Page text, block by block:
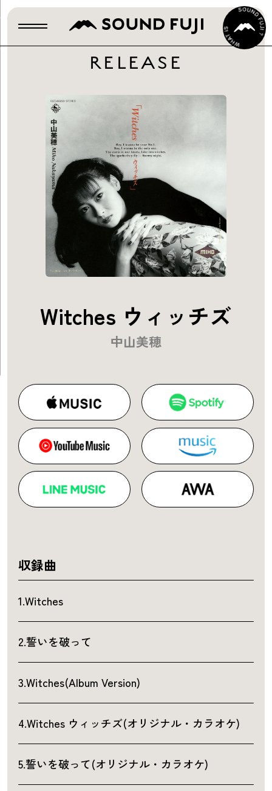
RELEASE
Witches ウィッチズ
中山美穂
収録曲
1.Witches
2.誓いを破って
3.Witches(Album Version)
4.Witches ウィッチズ(オリジナル・カラオケ)
5.誓いを破って(オリジナル・カラオケ)